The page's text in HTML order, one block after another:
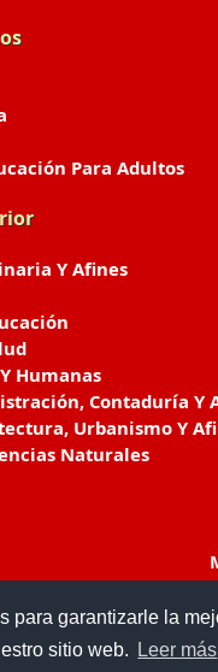
para garantizarle la
sitio web.
Leer más
Para Adultos
Y Afines
Humanas
Contaduría Y
Urbanismo Y
Naturales